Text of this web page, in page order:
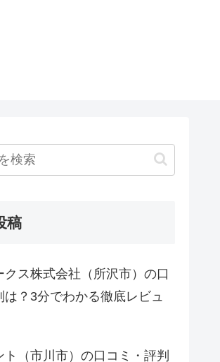
稿
クス株式会社（所沢市）の口
は？3分でわかる徹底レビュ
ト（市川市）の口コミ・評判